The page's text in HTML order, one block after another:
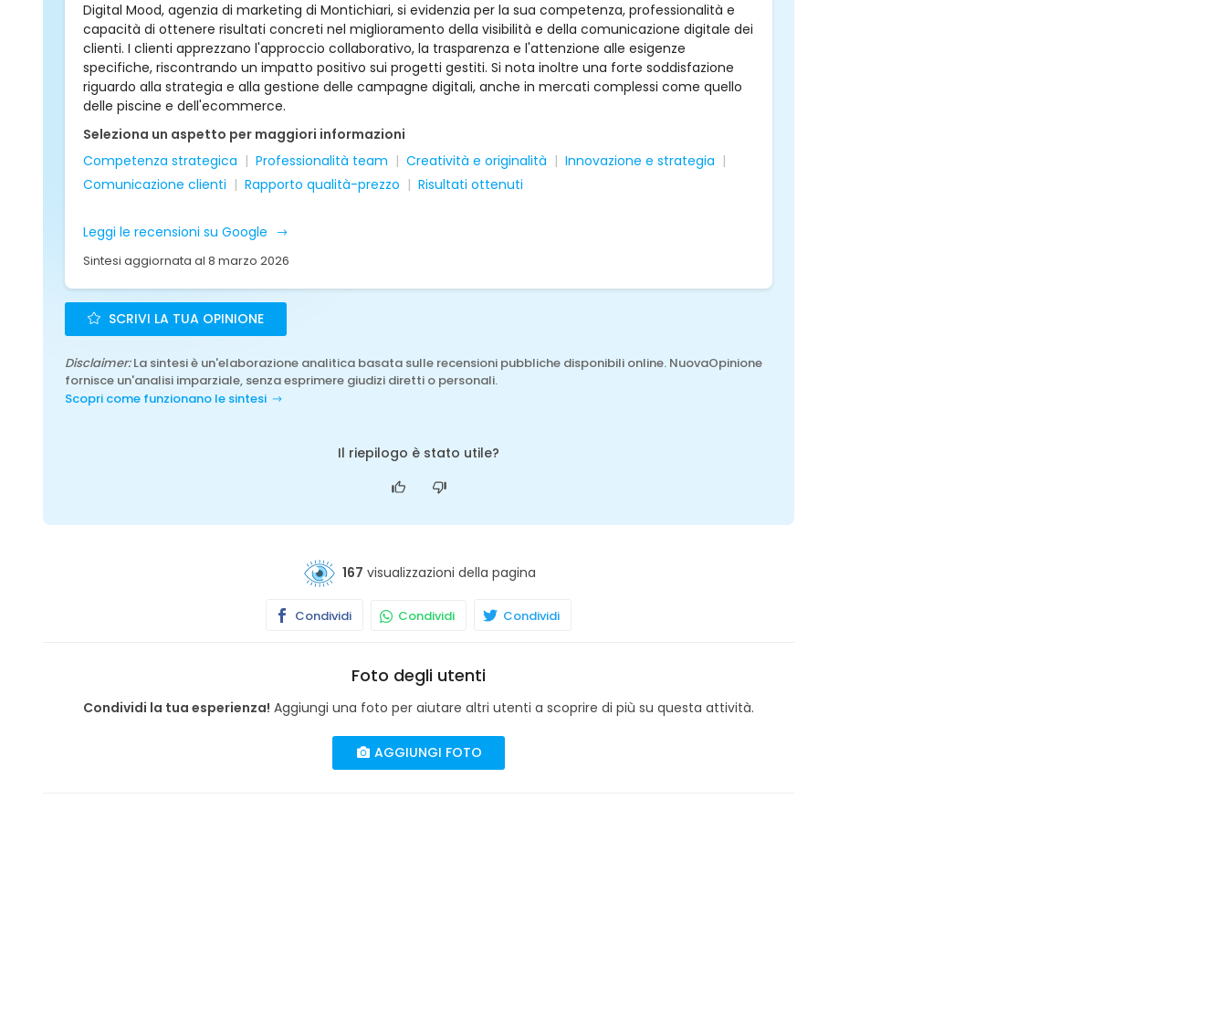
Digital Mood, agenzia di marketing di Montichiari, si evidenzia per la sua competenza, professionalità e
capacità di ottenere risultati concreti nel miglioramento della visibilità e della comunicazione digitale dei
clienti. I clienti apprezzano l'approccio collaborativo, la trasparenza e l'attenzione alle esigenze
specifiche, riscontrando un impatto positivo sui progetti gestiti. Si nota inoltre una forte soddisfazione
riguardo alla strategia e alla gestione delle campagne digitali, anche in mercati complessi come quello
delle piscine e dell'ecommerce.
Seleziona un aspetto per maggiori informazioni
Competenza strategica
Professionalità team Creatività e originalità
Innovazione e strategia
Comunicazione clienti
Rapporto qualità-prezzo Risultati ottenuti
Leggi le recensioni su Google
Sintesi aggiornata al 8 marzo 2026
SCRIVI LA TUA OPINIONE
Disclaimer:La sintesi è un'elaborazione analitica basata sulle recensioni pubbliche disponibili online. NuovaOpinione
fornisce un'analisi imparziale, senza esprimere giudizi diretti o personali.
Scopri come funzionano le sintesi
Il riepilogo è stato utile?
167 visualizzazioni della pagina
Condividi Condividi Condividi
Foto degli utenti
Condividi la tua esperienza! Aggiungi una foto per aiutare altri utenti a scoprire di più su questa attività.
AGGIUNGI FOTO